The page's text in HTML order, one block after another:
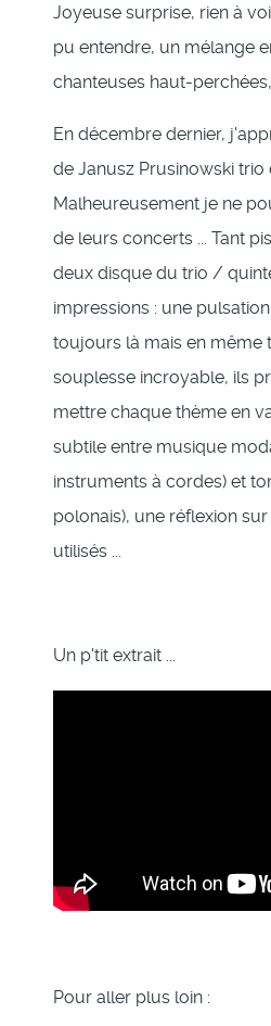
Joyeuse surprise, rien à
pu entendre, un mélange
chanteuses haut-
En décembre dernier,
de Janusz Prusinowski trio
Malheureusement je ne
de leurs concerts ... Tant
deux disque du trio /
impressions : une
toujours là mais en même
souplesse incroyable, ils
mettre chaque thème en
subtile entre musique
instruments à cordes) et
polonais), une réflexion
utilisés ...
Un p'tit extrait ...
Pour aller plus loin :